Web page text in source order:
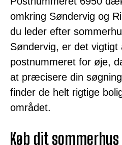
omkring Søndervig og
du leder efter
Søndervig, er det vigtigt
postnummeret for øje,
at præcisere din
finder de helt rigtige
området.
Køb dit